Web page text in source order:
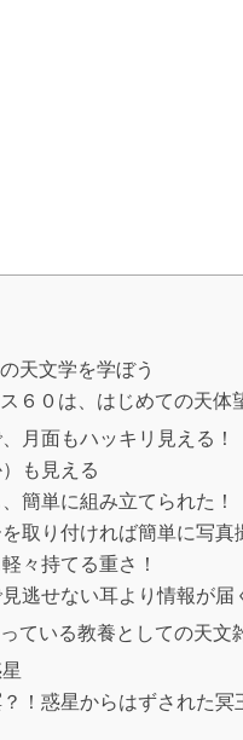
天文学を学ぼう
６０は、はじめての天体
月面もハッキリ見える！
も見える
簡単に組み立てられた！
取り付ければ簡単に写真
々持てる重さ！
逃せない耳より情報が届
ている教養としての天文
！惑星からはずされた冥